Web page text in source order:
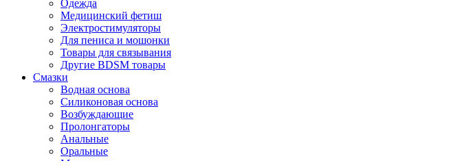
Одежда
Медицинский фетиш
Электростимуляторы
Для пениса и мошонки
Товары для связывания
Другие BDSM товары
Смазки
Водная основа
Силиконовая основа
Возбуждающие
Пролонгаторы
Анальные
Оральные